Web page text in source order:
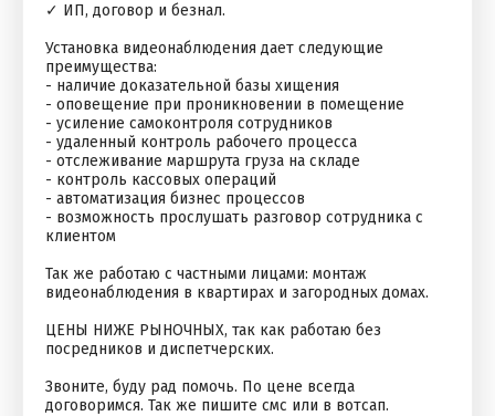
✓ ИП, договор и безнал.
Установка видеонаблюдения дает следующие
преимущества:
- наличие доказательной базы хищения
- оповещение при проникновении в помещение
- усиление самоконтроля сотрудников
- удаленный контроль рабочего процесса
- отслеживание маршрута груза на складе
- контроль кассовых операций
- автоматизация бизнес процессов
- возможность прослушать разговор сотрудника с
клиентом
Так же работаю с частными лицами: монтаж
видеонаблюдения в квартирах и загородных домах.
ЦЕНЫ НИЖЕ РЫНОЧНЫХ, так как работаю без
посредников и диспетчерских.
Звоните, буду рад помочь. По цене всегда
договоримся. Так же пишите смс или в вотсап.